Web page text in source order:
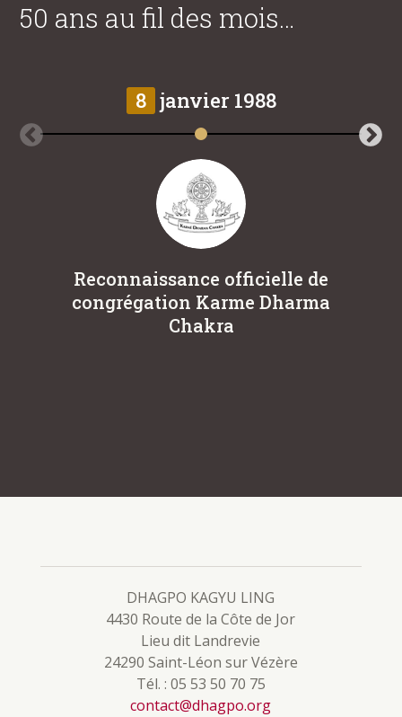
50 ans au fil des mois…
Reconnaissance officielle de
congrégation Karme Dharma
Chakra
8 janvier 1988
DHAGPO KAGYU LING
4430 Route de la Côte de Jor
Lieu dit Landrevie
24290 Saint-Léon sur Vézère
Tél. : 05 53 50 70 75
contact@dhagpo.org